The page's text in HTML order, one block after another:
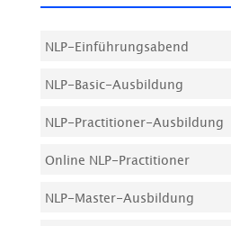
NLP-Einführungsabend
NLP-Basic-Ausbildung
NLP-Practitioner-Ausbildung
Online NLP-Practitioner
NLP-Master-Ausbildung